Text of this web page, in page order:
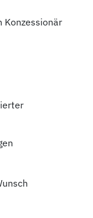
Konzessionär